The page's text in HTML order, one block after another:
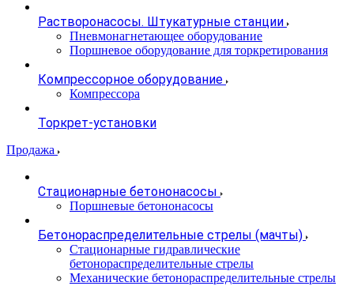
Растворонасосы. Штукатурные станции
Пневмонагнетающее оборудование
Поршневое оборудование для торкретирования
Компрессорное оборудование
Компрессора
Торкрет-установки
Продажа
Стационарные бетононасосы
Поршневые бетононасосы
Бетонораспределительные стрелы (мачты)
Стационарные гидравлические
бетонораспределительные стрелы
Механические бетонораспределительные стрелы